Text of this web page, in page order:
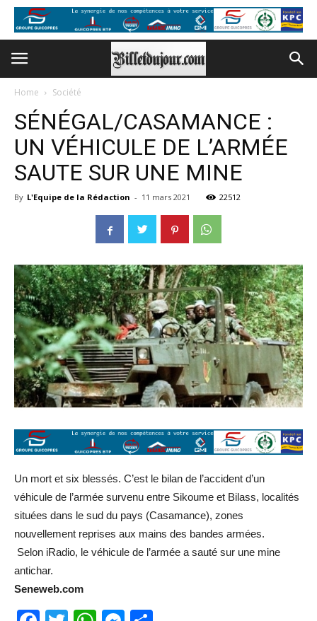
Home Société
SÉNÉGAL/CASAMANCE :
UN VÉHICULE DE L’ARMÉE
SAUTE SUR UNE MINE
By L'Equipe de la Rédaction - 11 mars 2021 22512
Un mort et six blessés. C’est le bilan de l’accident d’un
véhicule de l’armée survenu entre Sikoume et Bilass, localités
situées dans le sud du pays (Casamance), zones
nouvellement reprises aux mains des bandes armées.
Selon iRadio, le véhicule de l’armée a sauté sur une mine
antichar.
Seneweb.com